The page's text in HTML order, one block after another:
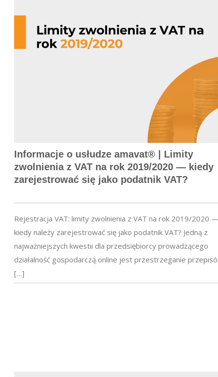
Informacje o usłudze amavat® | Limity
zwolnienia z VAT na rok 2019/2020 — kiedy
zarejestrować się jako podatnik VAT?
Rejestracja VAT: limity zwolnienia z VAT na rok 2019/2020
kiedy należy zarejestrować się jako podatnik VAT? Jedną z
najważniejszych kwestii dla przedsiębiorcy prowadzącego
działalność gospodarczą online jest przestrzeganie
[…]